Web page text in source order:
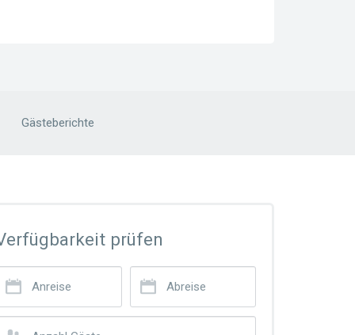
Gästeberichte
prüfen